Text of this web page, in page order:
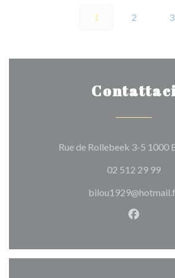
1 2 3
Rue de Rollebeek 3-5 1000
02 512 29 99